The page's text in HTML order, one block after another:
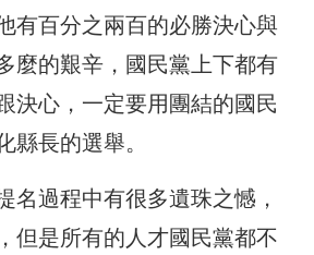
有百分之兩百的必勝決心與
麼的艱辛，國民黨上下都有
決心，一定要用團結的國民
縣長的選舉。
名過程中有很多遺珠之憾，
但是所有的人才國民黨都不